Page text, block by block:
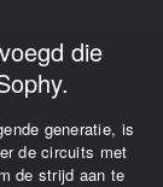
die
generatie, is
de circuits met
de strijd aan te